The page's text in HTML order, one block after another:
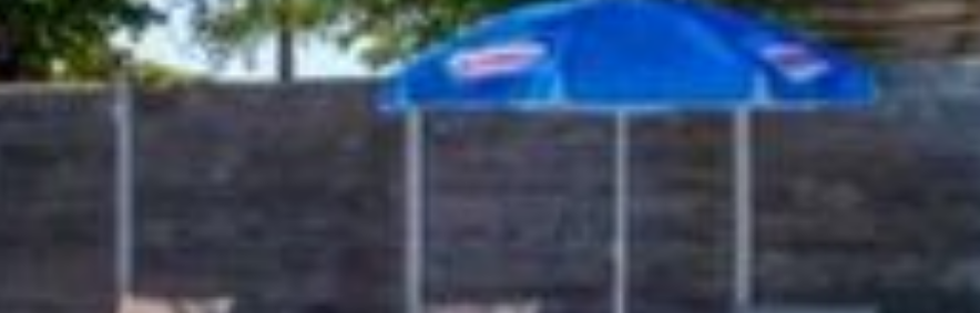
La piscine chauffée est un excellent moyen de se détendre après une longue
journée de randonnée, de vélo ou de visites. Elle est parfaite pour tous ceux qui
pour entretenir votre forme, de 10h30 à 11h30, sauf le week-end. Il
idéal pour se détendre !